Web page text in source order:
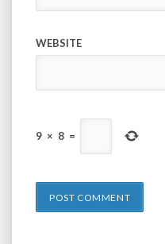
WEBSITE
9 × 8 =